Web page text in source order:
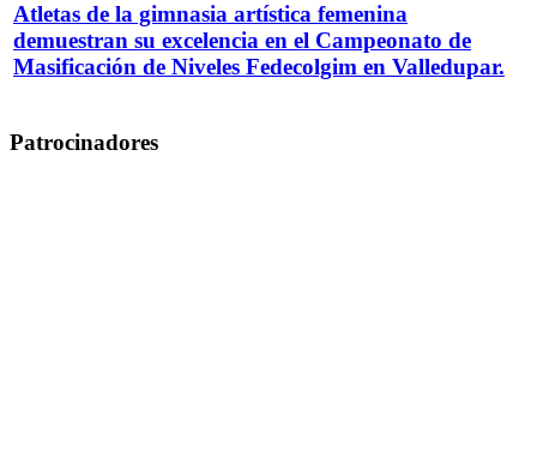
Atletas de la gimnasia artística femenina
demuestran su excelencia en el Campeonato de
Masificación de Niveles Fedecolgim en Valledupar.
Patrocinadores